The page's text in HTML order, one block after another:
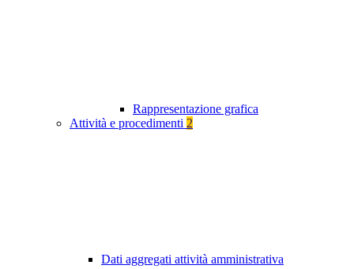
Rappresentazione grafica
Attività e procedimenti 2
Dati aggregati attività amministrativa